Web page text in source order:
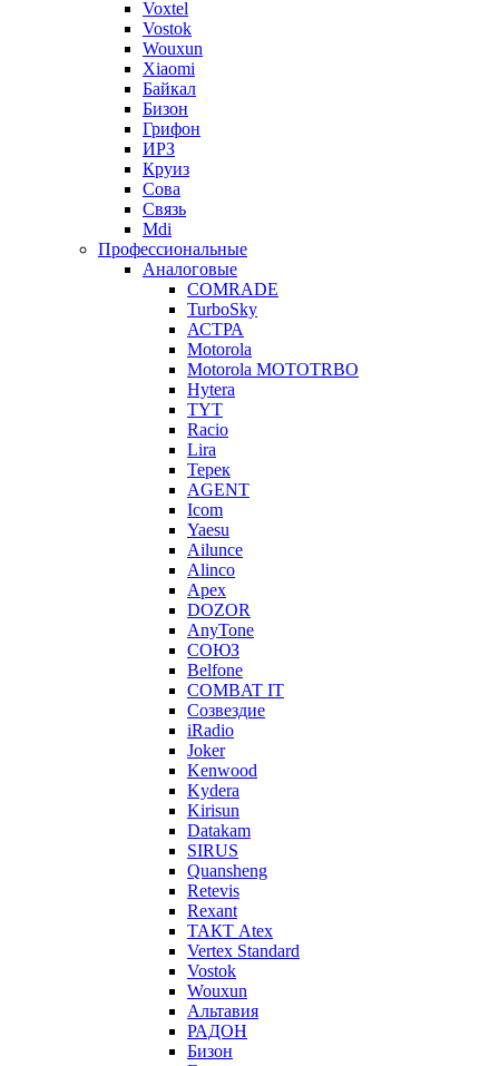
Voxtel
Vostok
Wouxun
Xiaomi
Байкал
Бизон
Грифон
ИРЗ
Круиз
Сова
Связь
Mdi
Профессиональные
Аналоговые
COMRADE
TurboSky
АСТРА
Motorola
Motorola MOTOTRBO
Hytera
TYT
Racio
Lira
Терек
AGENT
Icom
Yaesu
Ailunce
Alinco
Apex
DOZOR
AnyTone
СОЮЗ
Belfone
COMBAT IT
Созвездие
iRadio
Joker
Kenwood
Kydera
Kirisun
Datakam
SIRUS
Quansheng
Retevis
Rexant
ТАКТ Atex
Vertex Standard
Vostok
Wouxun
Альтавия
РАДОН
Бизон